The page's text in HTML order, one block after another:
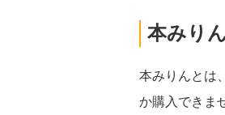
本みり
本みりんとは
か購入できま